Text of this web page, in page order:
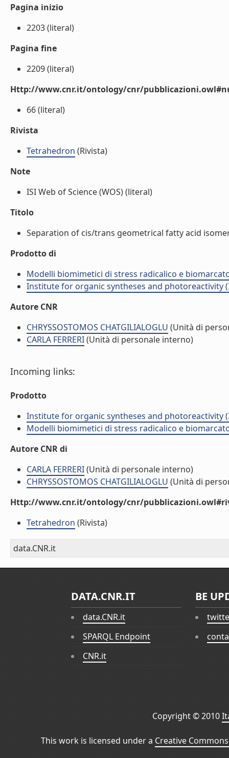
Pagina inizio
2203 (literal)
Pagina fine
2209 (literal)
Http://www.cnr.it/ontology/cnr/
66 (literal)
Rivista
Tetrahedron (Rivista)
Note
ISI Web of Science (WOS) (literal)
Titolo
Separation of cis/trans geometrical fatty acid
Prodotto di
Modelli biomimetici di stress radicalico e
Institute for organic syntheses and photoreactivity
Autore CNR
CHRYSSOSTOMOS CHATGILIALOGLU (Unità di
CARLA FERRERI(Unità di personale interno)
Incoming links:
Prodotto
Institute for organic syntheses and photoreactivity
Modelli biomimetici di stress radicalico e
Autore CNR di
CARLA FERRERI(Unità di personale interno)
CHRYSSOSTOMOS CHATGILIALOGLU (Unità di
Http://www.cnr.it/ontology/cnr/
Tetrahedron (Rivista)
data.CNR.it
DATA.CNR.IT
data.CNR.it
SPARQL Endpoint
CNR.it
BE
Copyright © 2010
This work is licensed under a Creative